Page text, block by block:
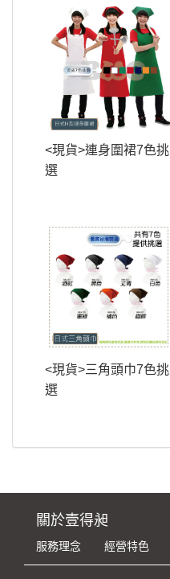
<現貨>連身圍裙7色挑
選
<現貨>三角頭巾7色挑
選
關於壹得昶
服務理念 經營特色